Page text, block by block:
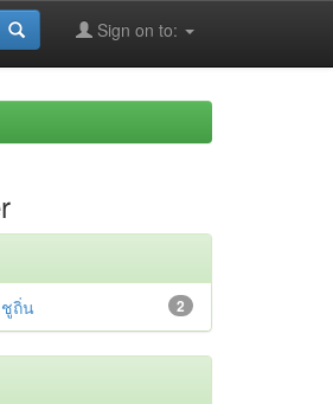
Sign on to:
2
ถิ่น